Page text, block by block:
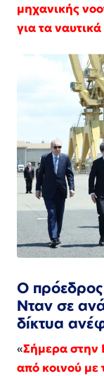
μηχανικής
για τα
Ο
Νταν σε
δίκτυα
«Σήμερα στην
από κοινού με